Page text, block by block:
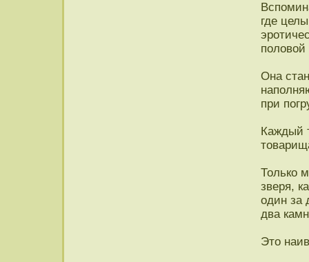
где
половой
Она
при
Каждый
Только
зверя,
один за
два
Это